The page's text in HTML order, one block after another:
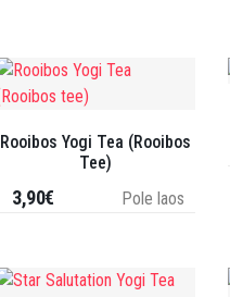
Rooibos Yogi Tea (Rooibos
Tee)
Pole laos
3,90€